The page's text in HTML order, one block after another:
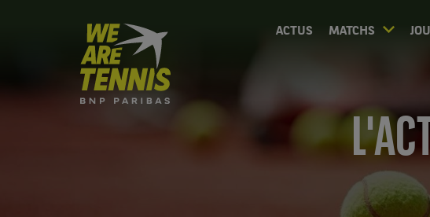
We
are
Tennis
by
BNP
ACTUS MATCHS